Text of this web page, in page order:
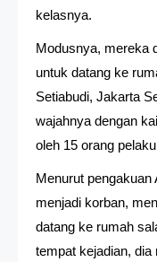
kelasnya.
Modusnya, mereka
untuk datang ke
Setiabudi, Jakarta
wajahnya dengan
oleh 15 orang
Menurut
menjadi korban,
datang ke rumah
tempat kejadian,